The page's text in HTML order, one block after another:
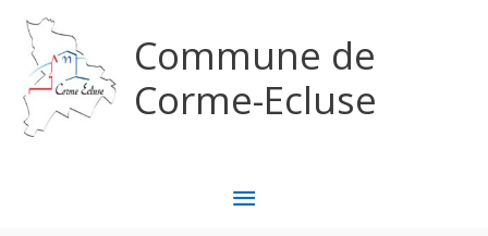
Commune de
Corme-Ecluse
MENU